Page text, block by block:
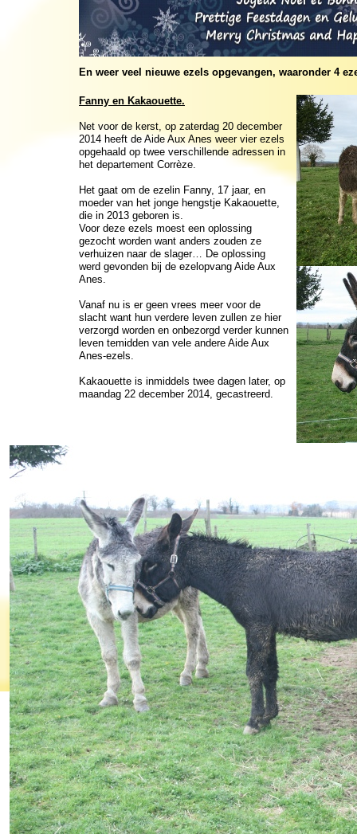
En weer veel nieuwe ezels opgevangen, waaronder 4
Fanny en Kakaouette.
Net voor de kerst, op zaterdag 20 december
2014 heeft de Aide Aux Anes weer vier ezels
opgehaald op twee verschillende adressen in
het departement Corrèze.
Het gaat om de ezelin Fanny, 17 jaar, en
moeder van het jonge hengstje Kakaouette,
die in 2013 geboren is.
Voor deze ezels moest een oplossing
gezocht worden want anders zouden ze
verhuizen naar de slager… De oplossing
werd gevonden bij de ezelopvang Aide Aux
Anes.
Vanaf nu is er geen vrees meer voor de
slacht want hun verdere leven zullen ze hier
verzorgd worden en onbezorgd verder kunnen
leven temidden van vele andere Aide Aux
Anes-ezels.
Kakaouette is inmiddels twee dagen later, op
maandag 22 december 2014, gecastreerd.